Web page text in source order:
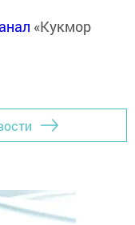
«Кукмор